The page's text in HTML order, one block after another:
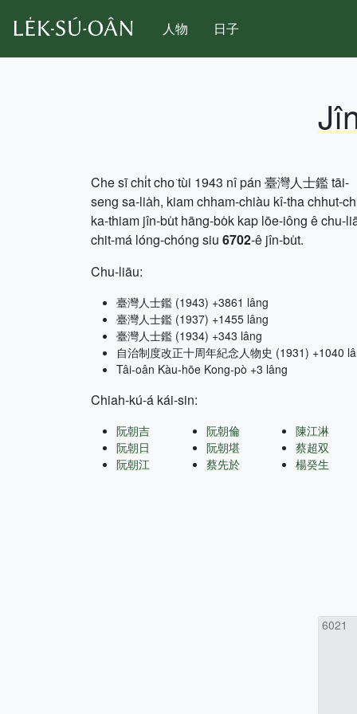
人物 日子
Che sī chi̍t cho͘ tùi 1943 nî pán 臺灣人士鑑 tāi-
seng sa-lia̍h, kiam chham-chiàu kî-tha chhut-
ka-thiam jîn-bu̍t hāng-bo̍k kap lōe-iông ê chu-
chit-má lóng-chóng siu 6702-ê jîn-bu̍t.
Chu-liāu:
臺灣人士鑑 (1943) +3861 lâng
臺灣人士鑑 (1937) +1455 lâng
臺灣人士鑑 (1934) +343 lâng
自治制度改正十周年紀念人物史 (1931) +1040
Tâi-oân Kàu-hōe Kong-pò +3 lâng
Chiah-kú-á kái-sin:
阮朝吉
阮朝日
阮朝江
阮朝倫
阮朝堪
蔡先於
陳江淋
蔡超双
楊癸生
6021